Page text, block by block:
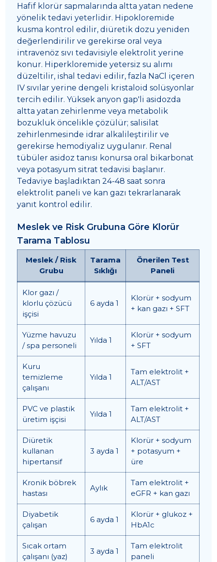
Hafif klorür sapmalarında altta yatan nedene
yönelik tedavi yeterlidir. Hipokloremide
kusma kontrol edilir, diüretik dozu yeniden
değerlendirilir ve gerekirse oral veya
intravenöz sıvı tedavisiyle elektrolit yerine
konur. Hiperkloremide yetersiz su alımı
düzeltilir, ishal tedavi edilir, fazla NaCl içeren
IV sıvılar yerine dengeli kristaloid solüsyonlar
tercih edilir. Yüksek anyon gap'li asidozda
altta yatan zehirlenme veya metabolik
bozukluk öncelikle çözülür; salisilat
zehirlenmesinde idrar alkalileştirilir ve
gerekirse hemodiyaliz uygulanır. Renal
tübüler asidoz tanısı konursa oral bikarbonat
veya potasyum sitrat tedavisi başlanır.
Tedaviye başladıktan 24-48 saat sonra
elektrolit paneli ve kan gazı tekrarlanarak
yanıt kontrol edilir.
Meslek ve Risk Grubuna Göre Klorür
Tarama Tablosu
Meslek / Risk
Grubu
Tarama
Sıklığı
Önerilen Test
Paneli
Klor gazı /
klorlu çözücü
işçisi
6 ayda 1
Klorür + sodyum
+ kan gazı + SFT
Yüzme havuzu
/ spa personeli
Yılda 1
Klorür + sodyum
+ SFT
Kuru
temizleme
çalışanı
Yılda 1
Tam elektrolit +
ALT/AST
PVC ve plastik
üretim işçisi
Yılda 1
Tam elektrolit +
ALT/AST
Diüretik
kullanan
hipertansif
3 ayda 1
Klorür + sodyum
+ potasyum +
üre
Kronik böbrek
hastası
Aylık
Tam elektrolit +
eGFR + kan gazı
Diyabetik
çalışan
6 ayda 1
Klorür + glukoz +
HbA1c
Sıcak ortam
çalışanı (yaz)
3 ayda 1
Tam elektrolit
paneli